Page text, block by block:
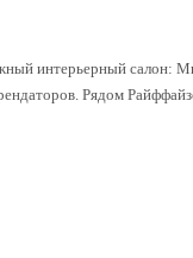
интерьерный салон:
Рядом